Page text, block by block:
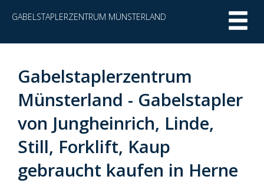
GABELSTAPLERZENTRUM MÜNSTERLAND
Gabelstaplerzentrum
Münsterland - Gabelstapler
von Jungheinrich, Linde,
Still, Forklift, Kaup
gebraucht kaufen in Herne